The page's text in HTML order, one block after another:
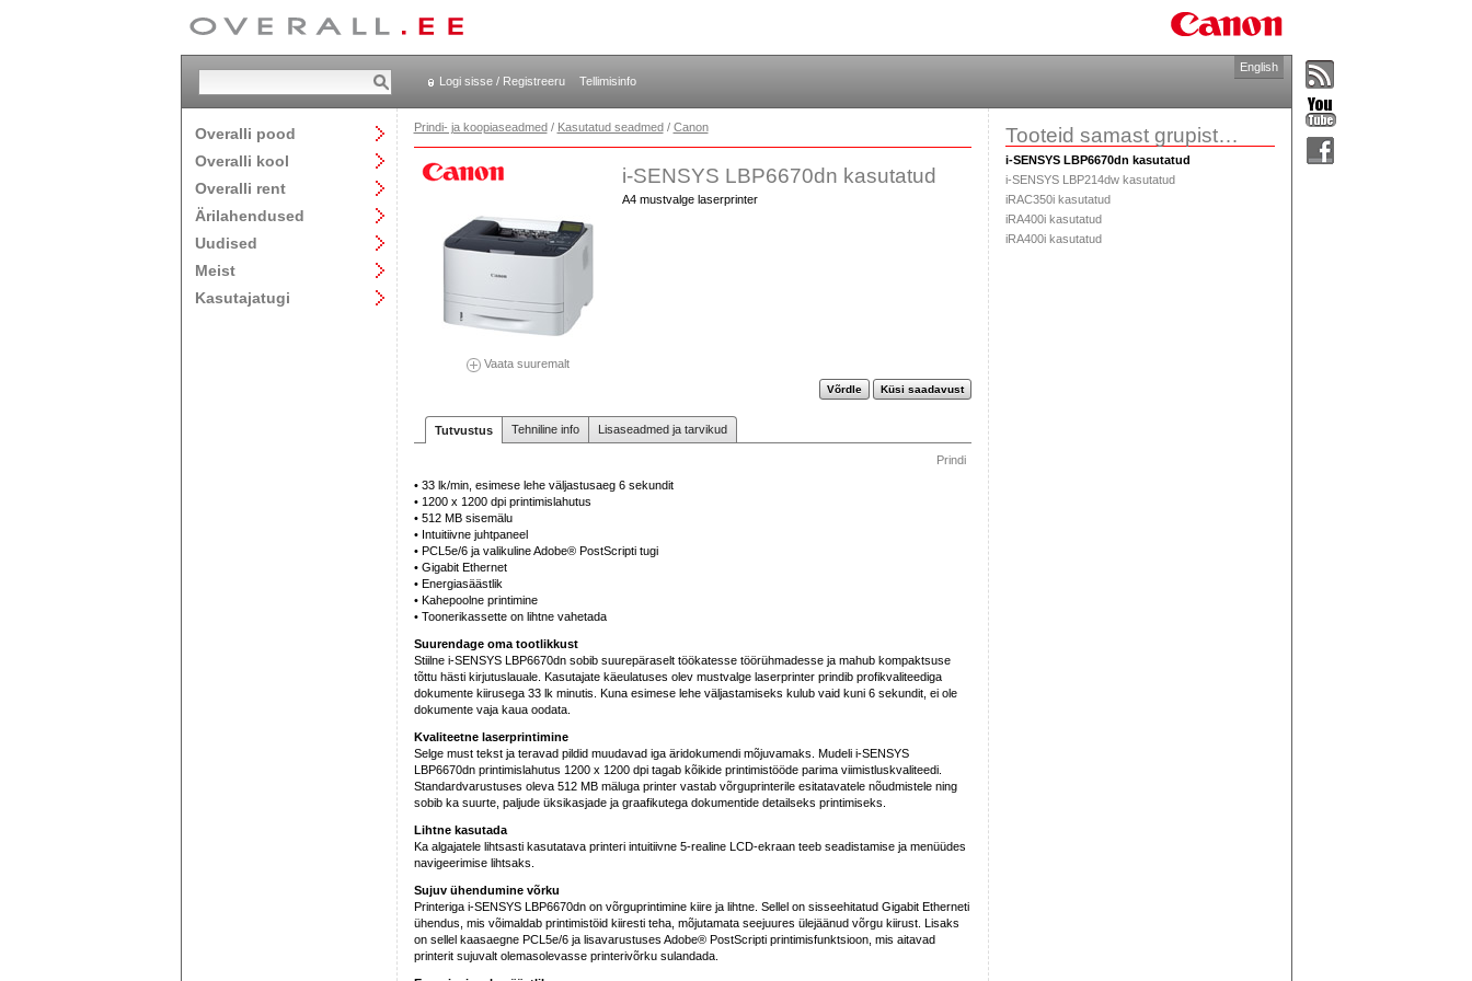
Logi sisse / Registreeru Tellimisinfo
English
Overalli pood
Overalli kool
Overalli rent
Ärilahendused
Uudised
Meist
Kasutajatugi
Prindi- ja koopiaseadmed/ Kasutatud seadmed/ Canon
Vaata suuremalt
i-SENSYS LBP6670dn kasutatud
A4 mustvalge laserprinter
Võrdle Küsi saadavust
Tutvustus Tehniline info Lisaseadmed ja tarvikud
Prindi
• 33 lk/min, esimese lehe väljastusaeg 6 sekundit
• 1200 x 1200 dpi printimislahutus
• 512 MB sisemälu
• Intuitiivne juhtpaneel
• PCL5e/6 ja valikuline Adobe® PostScripti tugi
• Gigabit Ethernet
• Energiasäästlik
• Kahepoolne printimine
• Toonerikassette on lihtne vahetada
Suurendage oma tootlikkust
Stiilne i-SENSYS LBP6670dn sobib suurepäraselt töökatesse töörühmadesse ja mahub kompaktsuse
tõttu hästi kirjutuslauale. Kasutajate käeulatuses olev mustvalge laserprinter prindib profikvaliteediga
dokumente kiirusega 33 lk minutis. Kuna esimese lehe väljastamiseks kulub vaid kuni 6 sekundit, ei ole
dokumente vaja kaua oodata.
Kvaliteetne laserprintimine
Selge must tekst ja teravad pildid muudavad iga äridokumendi mõjuvamaks. Mudeli i-SENSYS
LBP6670dn printimislahutus 1200 x 1200 dpi tagab kõikide printimistööde parima viimistluskvaliteedi.
Standardvarustuses oleva 512 MB mäluga printer vastab võrguprinterile esitatavatele nõudmistele ning
sobib ka suurte, paljude üksikasjade ja graafikutega dokumentide detailseks printimiseks.
Lihtne kasutada
Ka algajatele lihtsasti kasutatava printeri intuitiivne 5-realine LCD-ekraan teeb seadistamise ja menüüdes
navigeerimise lihtsaks.
Sujuv ühendumine võrku
Printeriga i-SENSYS LBP6670dn on võrguprintimine kiire ja lihtne. Sellel on sisseehitatud Gigabit Etherneti
ühendus, mis võimaldab printimistöid kiiresti teha, mõjutamata seejuures ülejäänud võrgu kiirust. Lisaks
on sellel kaasaegne PCL5e/6 ja lisavarustuses Adobe® PostScripti printimisfunktsioon, mis aitavad
printerit sujuvalt olemasolevasse printerivõrku sulandada.
Tooteid samast grupist…
i-SENSYS LBP6670dn kasutatud
i-SENSYS LBP214dw kasutatud
iRAC350i kasutatud
iRA400i kasutatud
iRA400i kasutatud